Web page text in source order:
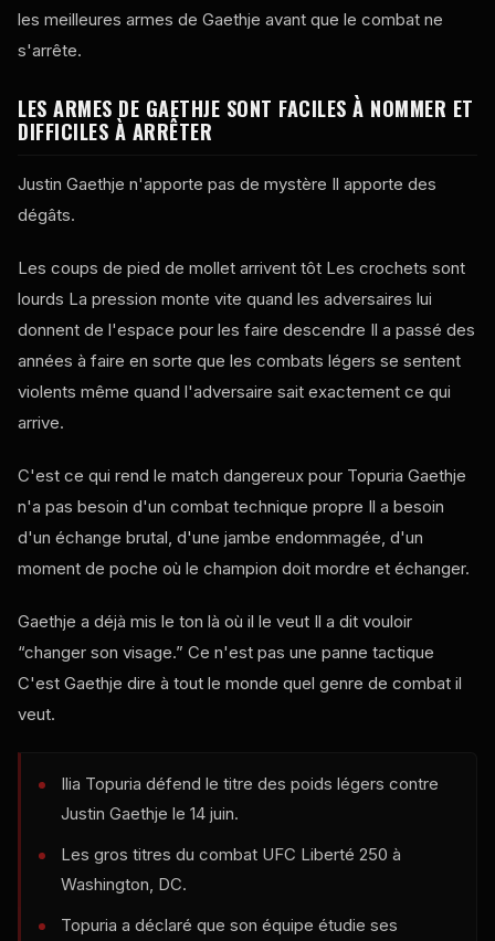
les meilleures armes de Gaethje avant que le combat ne
s'arrête.
LES ARMES DE GAETHJE SONT FACILES À NOMMER ET
DIFFICILES À ARRÊTER
Justin Gaethje n'apporte pas de mystère Il apporte des
dégâts.
Les coups de pied de mollet arrivent tôt Les crochets sont
lourds La pression monte vite quand les adversaires lui
donnent de l'espace pour les faire descendre Il a passé des
années à faire en sorte que les combats légers se sentent
violents même quand l'adversaire sait exactement ce qui
arrive.
C'est ce qui rend le match dangereux pour Topuria Gaethje
n'a pas besoin d'un combat technique propre Il a besoin
d'un échange brutal, d'une jambe endommagée, d'un
moment de poche où le champion doit mordre et échanger.
Gaethje a déjà mis le ton là où il le veut Il a dit vouloir
“changer son visage.” Ce n'est pas une panne tactique
C'est Gaethje dire à tout le monde quel genre de combat il
veut.
Ilia Topuria défend le titre des poids légers contre
Justin Gaethje le 14 juin.
Les gros titres du combat UFC Liberté 250 à
Washington, DC.
Topuria a déclaré que son équipe étudie ses